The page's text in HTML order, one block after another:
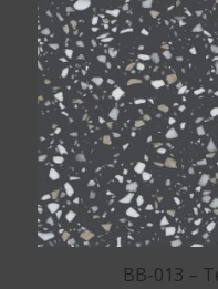
BB-013 –